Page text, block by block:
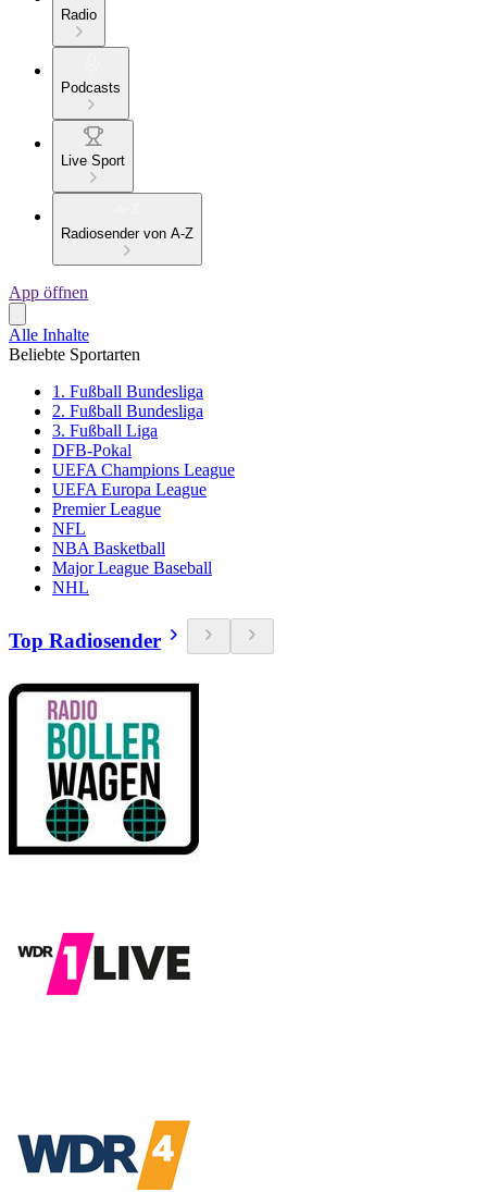
Radio
Podcasts
Live Sport
Radiosender von A-Z
App öffnen
Alle Inhalte
Beliebte Sportarten
1. Fußball Bundesliga
2. Fußball Bundesliga
3. Fußball Liga
DFB-Pokal
UEFA Champions League
UEFA Europa League
Premier League
NFL
NBA Basketball
Major League Baseball
NHL
Top Radiosender